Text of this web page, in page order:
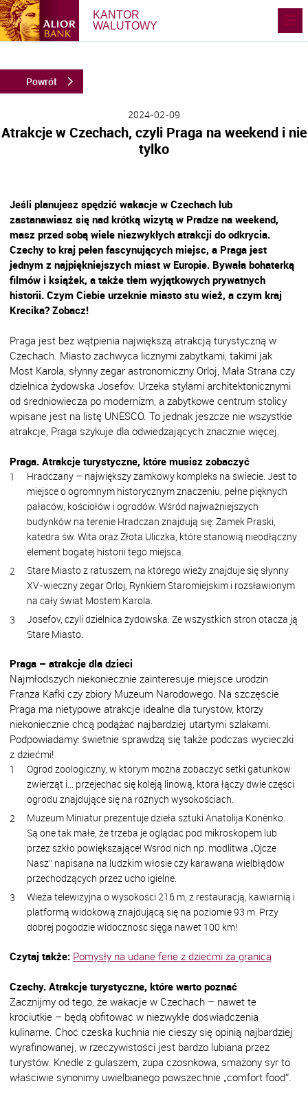
KANTOR
WALUTOWY
Powrót
2024-02-09
Atrakcje w Czechach, czyli Praga na weekend i nie
tylko
Jeśli planujesz spędzić wakacje w Czechach lub
zastanawiasz się nad krótką wizytą w Pradze na weekend,
masz przed sobą wiele niezwykłych atrakcji do odkrycia.
Czechy to kraj pełen fascynujących miejsc, a Praga jest
jednym z najpiękniejszych miast w Europie. Bywała bohaterką
filmów i książek, a także tłem wyjątkowych prywatnych
historii. Czym Ciebie urzeknie miasto stu wież, a czym kraj
Krecika? Zobacz!
Praga jest bez wątpienia największą atrakcją turystyczną w
Czechach. Miasto zachwyca licznymi zabytkami, takimi jak
Most Karola, słynny zegar astronomiczny Orloj, Mała Strana czy
dzielnica żydowska Josefov. Urzeka stylami architektonicznymi
od średniowiecza po modernizm, a zabytkowe centrum stolicy
wpisane jest na listę UNESCO. To jednak jeszcze nie wszystkie
atrakcje, Praga szykuje dla odwiedzających znacznie więcej.
Praga. Atrakcje turystyczne, które musisz zobaczyć
Hradczany – największy zamkowy kompleks na świecie. Jest to
miejsce o ogromnym historycznym znaczeniu, pełne pięknych
pałaców, kościołów i ogrodów. Wśród najważniejszych
budynków na terenie Hradczan znajdują się: Zamek Praski,
katedra św. Wita oraz Złota Uliczka, które stanowią nieodłączny
element bogatej historii tego miejsca.
Stare Miasto z ratuszem, na którego wieży znajduje się słynny
XV-wieczny zegar Orloj, Rynkiem Staromiejskim i rozsławionym
na cały świat Mostem Karola.
Josefov, czyli dzielnica żydowska. Ze wszystkich stron otacza ją
Stare Miasto.
Praga – atrakcje dla dzieci
Najmłodszych niekoniecznie zainteresuje miejsce urodzin
Franza Kafki czy zbiory Muzeum Narodowego. Na szczęście
Praga ma nietypowe atrakcje idealne dla turystów, którzy
niekoniecznie chcą podążać najbardziej utartymi szlakami.
Podpowiadamy: świetnie sprawdzą się także podczas wycieczki
z dziećmi!
Ogród zoologiczny, w którym można zobaczyć setki gatunków
zwierząt i… przejechać się koleją linową, która łączy dwie części
ogrodu znajdujące się na różnych wysokościach.
Muzeum Miniatur prezentuje dzieła sztuki Anatolija Koněnko.
Są one tak małe, że trzeba je oglądać pod mikroskopem lub
przez szkło powiększające! Wśród nich np. modlitwa „Ojcze
Nasz” napisana na ludzkim włosie czy karawana wielbłądów
przechodzących przez ucho igielne.
Wieża telewizyjna o wysokości 216 m, z restauracją, kawiarnią i
platformą widokową znajdującą się na poziomie 93 m. Przy
dobrej pogodzie widoczność sięga nawet 100 km!
Czytaj także: Pomysły na udane ferie z dziećmi za granicą
Czechy. Atrakcje turystyczne, które warto poznać
Zacznijmy od tego, że wakacje w Czechach – nawet te
króciutkie – będą obfitować w niezwykłe doświadczenia
kulinarne. Choć czeska kuchnia nie cieszy się opinią najbardziej
wyrafinowanej, w rzeczywistości jest bardzo lubiana przez
turystów. Knedle z gulaszem, zupa czosnkowa, smażony syr to
właściwie synonimy uwielbianego powszechnie „comfort food”.